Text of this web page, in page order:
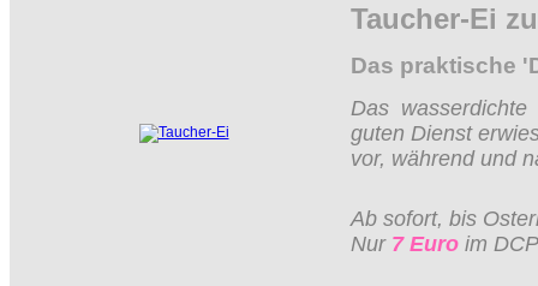
Taucher-Ei
Das praktische
Das
guten Dienst
vor, während und
Ab sofort, bis
Nur 7 Euro im